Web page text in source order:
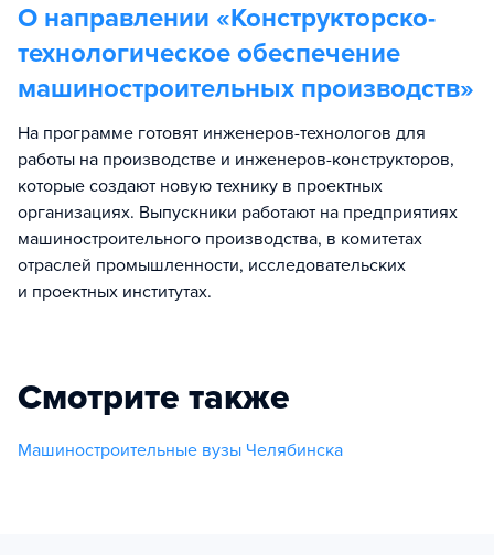
О направлении «Конструкторско-
технологическое обеспечение
машиностроительных производств»
На программе готовят инженеров-технологов для
работы на производстве и инженеров-конструкторов,
которые создают новую технику в проектных
организациях. Выпускники работают на предприятиях
машиностроительного производства, в комитетах
отраслей промышленности, исследовательских
и проектных институтах.
Смотрите также
Машиностроительные вузы Челябинска